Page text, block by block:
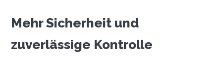
Mehr Sicherheit und
zuverlässige Kontrolle